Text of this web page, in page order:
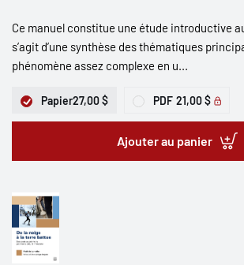
Ce manuel constitue une étude introductive
s’agit d’une synthèse des thématiques
phénomène assez complexe en u...
Papier27,00 $ PDF 21,00 $
Ajouter au panier